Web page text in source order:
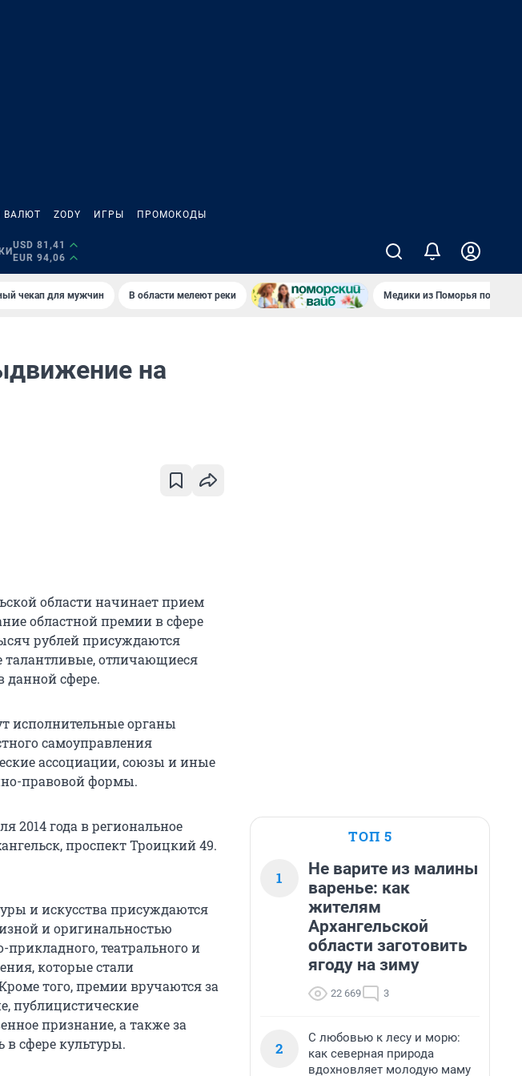
ВАЛЮТ ZODY ИГРЫ ПРОМОКОДЫ
USD 81,41
EUR 94,06
чекап для мужчин В области мелеют реки Медики из Поморья поехали
на
области начинает прием
областной премии в сфере
рублей присуждаются
талантливые, отличающиеся
данной сфере.
исполнительные органы
самоуправления
ассоциации, союзы и иные
правовой формы.
2014 года в региональное
проспект Троицкий 49.
и искусства присуждаются
и оригинальностью
прикладного, театрального и
которые стали
того, премии вручаются за
публицистические
признание, а также за
сфере культуры.
ТОП 5
1
Не варите из малины
варенье: как
жителям
Архангельской
области заготовить
ягоду на зиму
22 669 3
2
С любовью к лесу и морю:
как северная природа
вдохновляет молодую маму